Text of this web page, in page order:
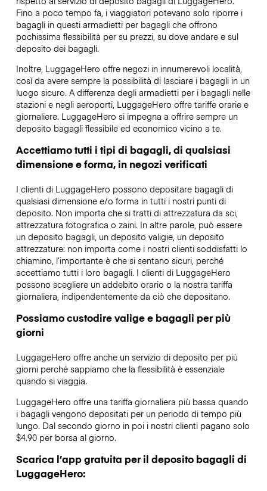
Fino a poco tempo fa, i viaggiatori potevano solo riporre i
bagagli in questi armadietti per bagagli che offrono
pochissima flessibilità per su prezzi, su dove andare e sul
deposito dei bagagli.
Inoltre, LuggageHero offre negozi in innumerevoli località,
così da avere sempre la possibilità di lasciare i bagagli in un
luogo sicuro. A differenza degli armadietti per i bagagli nelle
stazioni e negli aeroporti, LuggageHero offre tariffe orarie e
giornaliere. LuggageHero si impegna a offrire sempre un
deposito bagagli flessibile ed economico vicino a te.
Accettiamo tutti i tipi di bagagli, di qualsiasi
dimensione e forma, in negozi verificati
I clienti di LuggageHero possono depositare bagagli di
qualsiasi dimensione e/o forma in tutti i nostri punti di
deposito. Non importa che si tratti di attrezzatura da sci,
attrezzatura fotografica o zaini. In altre parole, può essere
un deposito bagagli, un deposito valigie, un deposito
attrezzature: non importa come i nostri clienti soddisfatti lo
chiamino, l’importante è che si sentano sicuri, perché
accettiamo tutti i loro bagagli. I clienti di LuggageHero
possono scegliere un addebito orario o la nostra tariffa
giornaliera, indipendentemente da ciò che depositano.
Possiamo custodire valige e bagagli per più
giorni
LuggageHero offre anche un servizio di deposito per più
giorni perché sappiamo che la flessibilità è essenziale
quando si viaggia.
LuggageHero offre una tariffa giornaliera più bassa quando
i bagagli vengono depositati per un periodo di tempo più
lungo. Dal secondo giorno in poi i nostri clienti pagano solo
$4.90 per borsa al giorno.
Scarica l’app gratuita per il deposito bagagli di
LuggageHero: